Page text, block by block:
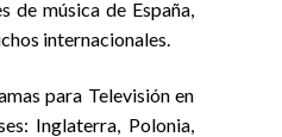
de música de España,
internacionales.
para Televisión en
Inglaterra, Polonia,